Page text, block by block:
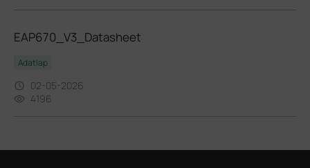
EAP670_V3_Datasheet
Adatlap
02-05-2026
4196